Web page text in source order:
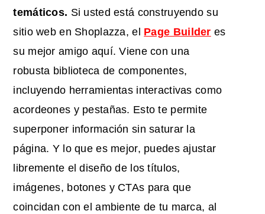
temáticos. Si usted está construyendo su
sitio web en Shoplazza, el Page Builder es
su mejor amigo aquí. Viene con una
robusta biblioteca de componentes,
incluyendo herramientas interactivas como
acordeones y pestañas. Esto te permite
superponer información sin saturar la
página. Y lo que es mejor, puedes ajustar
libremente el diseño de los títulos,
imágenes, botones y CTAs para que
coincidan con el ambiente de tu marca, al